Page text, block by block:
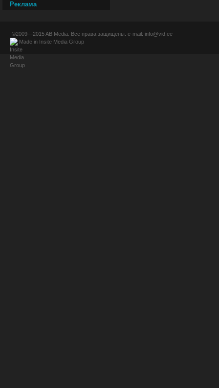
Реклама
©2009—2015AB Media . Все права защищены. e-mail: info@vid.ee
Made in Insite Media Group